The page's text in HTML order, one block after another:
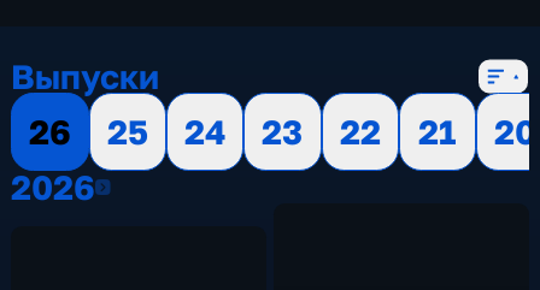
Выпуски
26
25 24 23 22 21
20
20262026